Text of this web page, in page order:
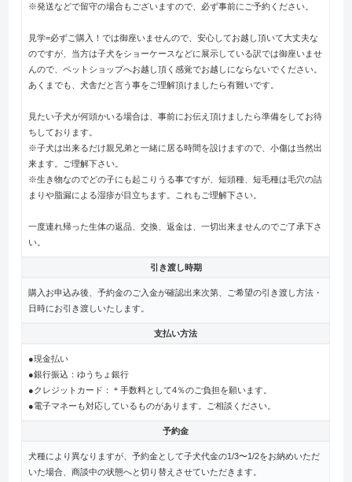
※発送などで留守の場合もございますので、必ず事前にご予約ください。
見学=必ずご購入！では御座いませんので、安心してお越し頂いて大丈夫な
のですが、当方は子犬をショーケースなどに展示している訳では御座いませ
んので、ペットショップへお越し頂く感覚でお越しにならないでください。
あくまでも、犬舎だと言う事をご理解頂けましたら有難いです。
見たい子犬が何頭かいる場合は、事前にお伝え頂けましたら準備をしてお待
ちしております。
※子犬は出来るだけ親兄弟と一緒に居る時間を設けますので、小傷は当然出
来ます。ご理解下さい。
※生き物なのでどの子にも起こりうる事ですが、短頭種、短毛種は毛穴の詰
まりや脂漏による湿疹が目立ちます。これもご理解下さい。
一度連れ帰った生体の返品、交換、返金は、一切出来ませんのでご了承下さ
い。
引き渡し時期
購入お申込み後、予約金のご入金が確認出来次第、ご希望の引き渡し方法・
日時にお引き渡しいたします。
支払い方法
●現金払い
●銀行振込：ゆうちょ銀行
●クレジットカード：＊手数料として4％のご負担を願います。
●電子マネーも対応しているものがあります。ご相談ください。
予約金
犬種により異なりますが、予約金として子犬代金の1/3〜1/2をお納めいただ
いた場合、商談中の状態へと切り替えさせていただきます。